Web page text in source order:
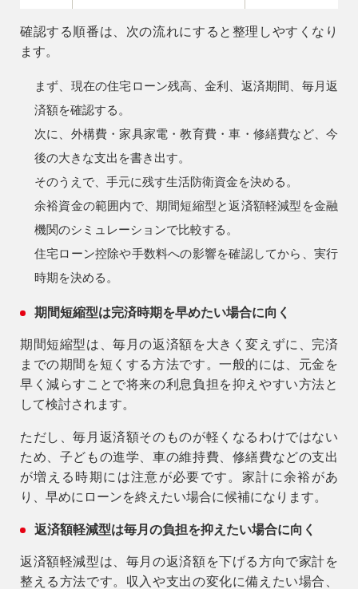
確認する順番は、次の流れにすると整理しやすくなり
ます。
まず、現在の住宅ローン残高、金利、返済期間、毎月返
済額を確認する。
次に、外構費・家具家電・教育費・車・修繕費など、今
後の大きな支出を書き出す。
そのうえで、手元に残す生活防衛資金を決める。
余裕資金の範囲内で、期間短縮型と返済額軽減型を金融
機関のシミュレーションで比較する。
住宅ローン控除や手数料への影響を確認してから、実行
時期を決める。
期間短縮型は完済時期を早めたい場合に向く
期間短縮型は、毎月の返済額を大きく変えずに、完済
までの期間を短くする方法です。一般的には、元金を
早く減らすことで将来の利息負担を抑えやすい方法と
して検討されます。
ただし、毎月返済額そのものが軽くなるわけではない
ため、子どもの進学、車の維持費、修繕費などの支出
が増える時期には注意が必要です。家計に余裕があ
り、早めにローンを終えたい場合に候補になります。
返済額軽減型は毎月の負担を抑えたい場合に向く
返済額軽減型は、毎月の返済額を下げる方向で家計を
整える方法です。収入や支出の変化に備えたい場合、